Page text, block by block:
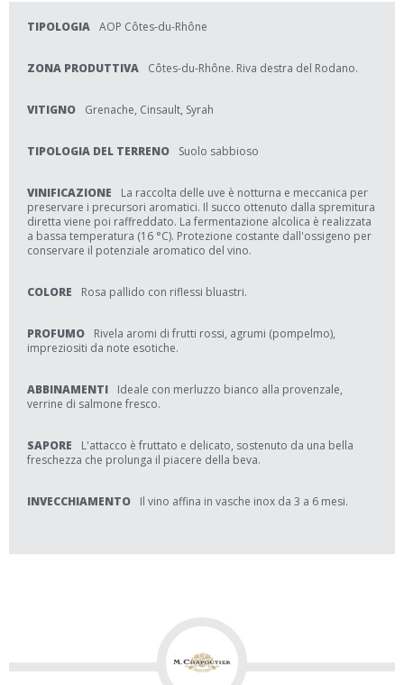
TIPOLOGIA AOP Côtes-du-Rhône
ZONA PRODUTTIVA Côtes-du-Rhône. Riva destra del Rodano.
VITIGNO Grenache, Cinsault, Syrah
TIPOLOGIA DEL TERRENO Suolo sabbioso
VINIFICAZIONE
La raccolta delle uve è notturna e meccanica per
preservare i precursori aromatici. Il succo ottenuto dalla spremitura
diretta viene poi raffreddato. La fermentazione alcolica è realizzata
a bassa temperatura (16 °C). Protezione costante dall'ossigeno per
conservare il potenziale aromatico del vino.
COLORE Rosa pallido con riflessi bluastri.
PROFUMO
Rivela aromi di frutti rossi, agrumi (pompelmo),
impreziositi da note esotiche.
ABBINAMENTI
Ideale con merluzzo bianco alla provenzale,
verrine di salmone fresco.
SAPORE
L'attacco è fruttato e delicato, sostenuto da una bella
freschezza che prolunga il piacere della beva.
INVECCHIAMENTO Il vino affina in vasche inox da 3 a 6 mesi.